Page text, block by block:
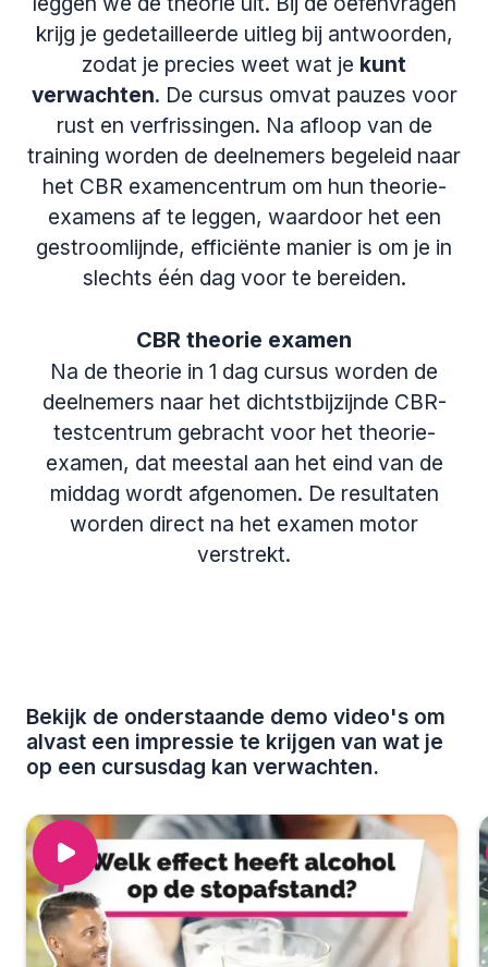
krijg je gedetailleerde uitleg bij antwoorden,
zodat je precies weet wat je kunt
verwachten. De cursus omvat pauzes voor
rust en verfrissingen. Na afloop van de
training worden de deelnemers begeleid naar
het CBR examencentrum om hun theorie-
examens af te leggen, waardoor het een
gestroomlijnde, efficiënte manier is om je in
slechts één dag voor te bereiden.
CBR theorie examen
Na de theorie in 1 dag cursus worden de
deelnemers naar het dichtstbijzijnde CBR-
testcentrum gebracht voor het theorie-
examen, dat meestal aan het eind van de
middag wordt afgenomen. De resultaten
worden direct na het examen motor
verstrekt.
Bekijk de onderstaande demo video's om
alvast een impressie te krijgen van wat je
op een cursusdag kan verwachten.